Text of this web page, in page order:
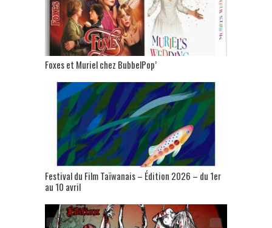
Foxes et Muriel chez BubbelPop’
Festival du Film Taïwanais – Édition 2026 – du 1er
au 10 avril